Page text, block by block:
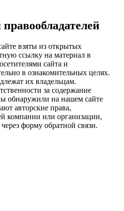
взяты из открытых
ссылку на материал в
сайта и
в ознакомительных целях.
их владельцам.
за содержание
обнаружили на нашем сайте
авторские права,
компании или организации,
форму обратной связи.